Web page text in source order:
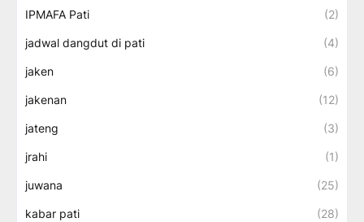
IPMAFA Pati (2)
jadwal dangdut di pati (4)
jaken (6)
jakenan (12)
jateng (3)
jrahi (1)
juwana (25)
kabar pati (28)